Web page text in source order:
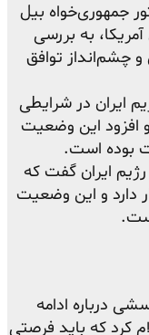
جمهوری‌خواه بیل
به بررسی
چشم‌انداز توافق
ایران در شرایطی
افزود این وضعیت
بوده است.
ایران گفت که
دارد و این وضعیت
درباره ادامه
کرد که باید فرصتی